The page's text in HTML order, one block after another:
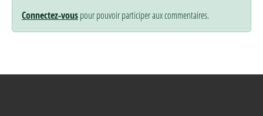
Connectez-vouspour pouvoir participer aux commentaires.